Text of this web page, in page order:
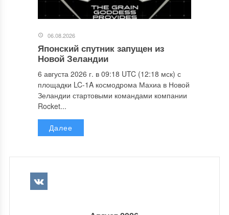
06.08.2026
Японский спутник запущен из
Новой Зеландии
6 августа 2026 г. в 09:18 UTC (12:18 мск) с
площадки LC-1A космодрома Махиа в Новой
Зеландии стартовыми командами компании
Rocket...
Далее